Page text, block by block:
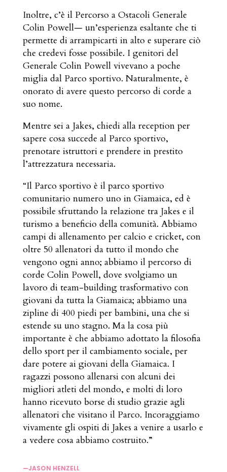
Inoltre, c’è il Percorso a Ostacoli Generale
Colin Powell— un’esperienza esaltante che ti
permette di arrampicarti in alto e superare ciò
che credevi fosse possibile. I genitori del
Generale Colin Powell vivevano a poche
miglia dal Parco sportivo. Naturalmente, è
onorato di avere questo percorso di corde a
suo nome.
Mentre sei a Jakes, chiedi alla reception per
sapere cosa succede al Parco sportivo,
prenotare istruttori e prendere in prestito
l’attrezzatura necessaria.
“Il Parco sportivo è il parco sportivo
comunitario numero uno in Giamaica, ed è
possibile sfruttando la relazione tra Jakes e il
turismo a beneficio della comunità. Abbiamo
campi di allenamento per calcio e cricket, con
oltre 50 allenatori da tutto il mondo che
vengono ogni anno; abbiamo il percorso di
corde Colin Powell, dove svolgiamo un
lavoro di team-building trasformativo con
giovani da tutta la Giamaica; abbiamo una
zipline di 400 piedi per bambini, una che si
estende su uno stagno. Ma la cosa più
importante è che abbiamo adottato la filosofia
dello sport per il cambiamento sociale, per
dare potere ai giovani della Giamaica. I
ragazzi possono allenarsi con alcuni dei
migliori atleti del mondo, e molti di loro
hanno ricevuto borse di studio grazie agli
allenatori che visitano il Parco. Incoraggiamo
vivamente gli ospiti di Jakes a venire a usarlo e
a vedere cosa abbiamo costruito.”
—JASON HENZELL